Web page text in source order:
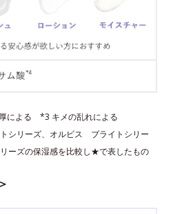
による *3 キメの乱れによる
シリーズ、オルビス ブライトシリー
ズの保湿感を比較し★で表したもの